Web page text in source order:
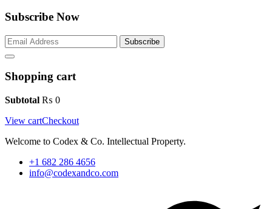
Subscribe Now
Subscribe
Shopping cart
Subtotal ₨ 0
View cartCheckout
Welcome to Codex & Co. Intellectual Property.
+1 682 286 4656
info@codexandco.com